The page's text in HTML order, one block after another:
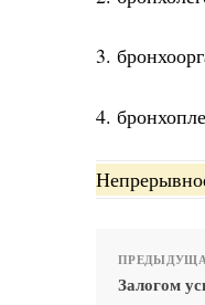
3.
4.
Залогом